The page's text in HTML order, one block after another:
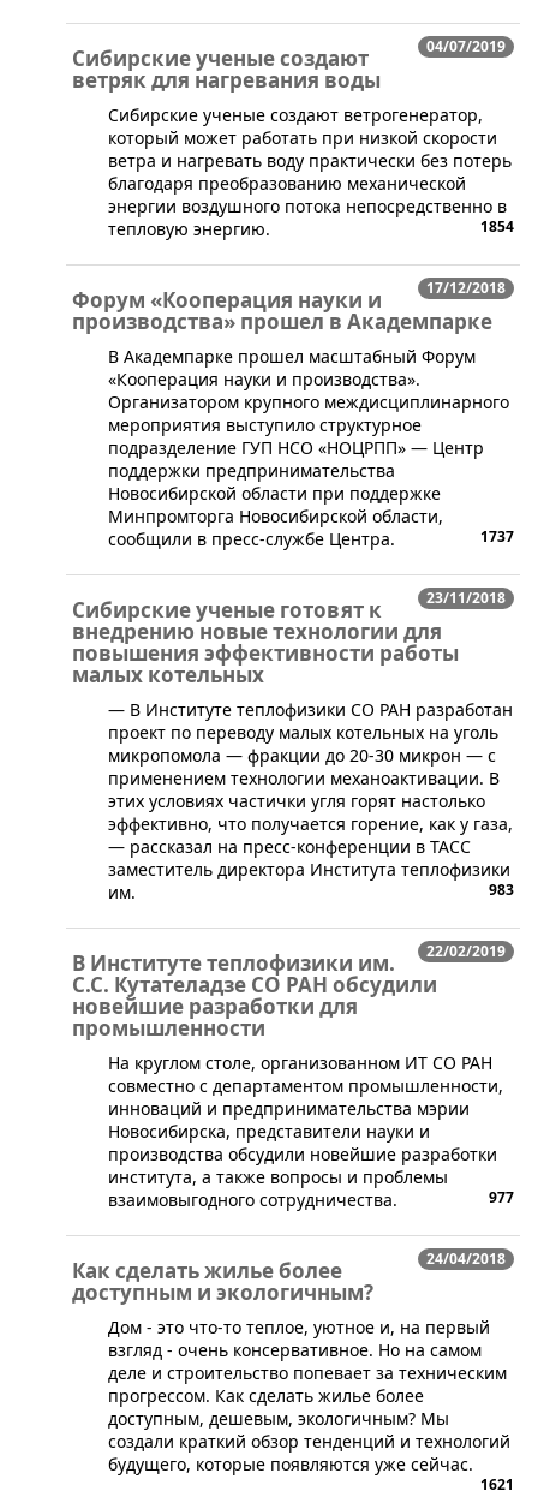
04/07/2019
Сибирские ученые создают
ветряк для нагревания воды
​Сибирские ученые создают ветрогенератор,
который может работать при низкой скорости
ветра и нагревать воду практически без потерь
благодаря преобразованию механической
энергии воздушного потока непосредственно в
тепловую энергию.
1854
17/12/2018
Форум «Кооперация науки и
производства» прошел в Академпарке
​В Академпарке прошел масштабный Форум
«Кооперация науки и производства».
Организатором крупного междисциплинарного
мероприятия выступило структурное
подразделение ГУП НСО «НОЦРПП» — Центр
поддержки предпринимательства
Новосибирской области при поддержке
Минпромторга Новосибирской области,
сообщили в пресс-службе Центра.
1737
23/11/2018
Сибирские ученые готовят к
внедрению новые технологии для
повышения эффективности работы
малых котельных
— В Институте теплофизики СО РАН разработан
проект по переводу малых котельных на уголь
микропомола — фракции до 20-30 микрон — с
применением технологии механоактивации. В
этих условиях частички угля горят настолько
эффективно, что получается горение, как у газа,
— рассказал на пресс-конференции в ТАСС
заместитель директора Института теплофизики
им.
983
22/02/2019
В Институте теплофизики им.
С.С. Кутателадзе СО РАН обсудили
новейшие разработки для
промышленности
​На круглом столе, организованном ИТ СО РАН
совместно с департаментом промышленности,
инноваций и предпринимательства мэрии
Новосибирска, представители науки и
производства обсудили новейшие разработки
института, а также вопросы и проблемы
взаимовыгодного сотрудничества.
977
24/04/2018
Как сделать жилье более
доступным и экологичным?
​​Дом - это что-то теплое, уютное и, на первый
взгляд - очень консервативное. Но на самом
деле и строительство попевает за техническим
прогрессом. Как сделать жилье более
доступным, дешевым, экологичным? Мы
создали краткий обзор тенденций и технологий
будущего, которые появляются уже сейчас.
1621